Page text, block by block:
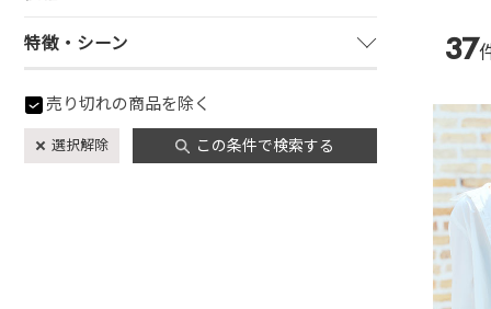
特徴・シーン
売り切れの商品を除く
この条件で検索する
選択解除
37